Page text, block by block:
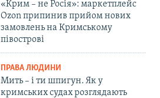
«Крим – не Росія»: маркетплейс
Ozon припинив прийом нових
замовлень на Кримському
півострові
ПРАВА ЛЮДИНИ
Мить – і ти шпигун. Як у
кримських судах розглядають